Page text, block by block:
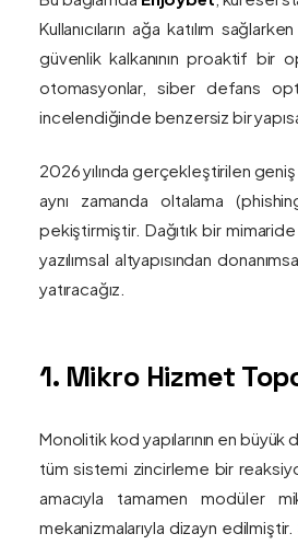
Kullanıcıların ağa katılım
güvenlik kalkanının proaktif bir
otomasyonlar, siber defans
incelendiğinde benzersiz bir
2026 yılında gerçekleştirilen
aynı zamanda oltalama
pekiştirmiştir. Dağıtık bir
yazılımsal altyapısından
yatıracağız.
1. Mikro Hizmet
Monolitik kod yapılarının en büyük
tüm sistemi zincirleme bir
amacıyla tamamen modüler
mekanizmalarıyla dizayn